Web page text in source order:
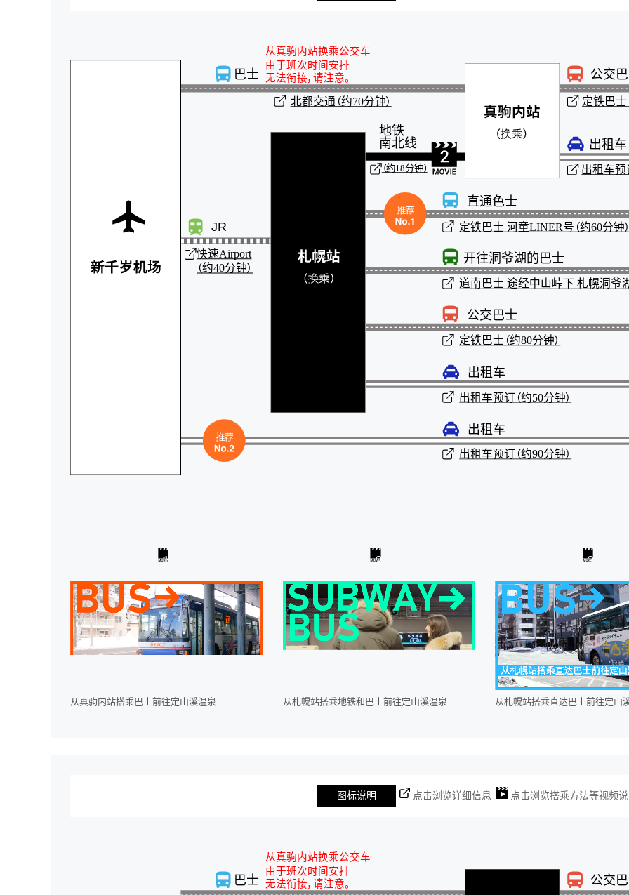
快速Airport
（约40分钟）
地铁
南北线
（约18分钟）
出租车
出租车
公交巴士
开往洞爷湖的巴士
直通色士
出租车
JR
公交
巴士
从真驹内站换乘公交车
由于班次时间安排
无法衔接，请注意。
出租车预订（约90分钟）
出租车预订（约50分钟）
定铁巴士（约80分钟）
道南巴士途经中山峠下 札幌洞爷
定铁巴士 河童LINER号 （约60分钟
出租车预
定铁巴士
北都交通（约70分钟）
1
从真驹内站搭乘巴士前往定山溪温泉
2
从札幌站搭乘地铁和巴士前往定山溪温泉
3
从札幌站搭乘直达巴士前往定山
图标说明 点击浏览详细信息 点击浏览搭乘方法等视频
公交
巴士
从真驹内站换乘公交车
由于班次时间安排
无法衔接，请注意。